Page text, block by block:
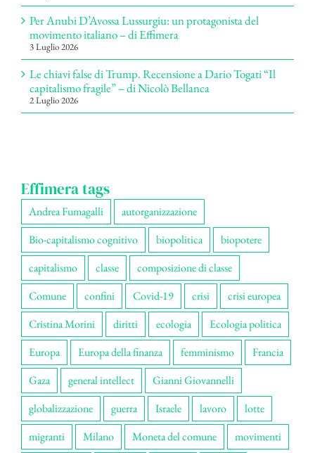
Per Anubi D’Avossa Lussurgiu: un protagonista del
movimento italiano – di Effimera
3 Luglio 2026
Le chiavi false di Trump. Recensione a Dario Togati “Il
capitalismo fragile” – di Nicolò Bellanca
2 Luglio 2026
Effimera tags
Andrea Fumagalli
autorganizzazione
Bio-capitalismo cognitivo
biopolitica
biopotere
capitalismo
classe
composizione di classe
Comune
confini Covid-19 crisi
crisi europea
Cristina Morini
diritti ecologia
Ecologia politica
Europa
Europa della finanza femminismo
Francia
Gaza
general intellect
Gianni Giovannelli
globalizzazione
guerra Israele lavoro
lotte
migranti
Milano Moneta del comune movimenti